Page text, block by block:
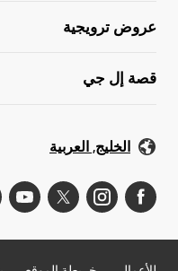
عروض ترويجية
قصة إل جي
الخليج, العربية